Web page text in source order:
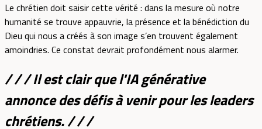
Le chrétien doit saisir cette vérité : dans la mesure où notre
humanité se trouve appauvrie, la présence et la bénédiction du
Dieu qui nous a créés à son image s’en trouvent également
amoindries. Ce constat devrait profondément nous alarmer.
/ / / Il est clair que l'IA générative
annonce des défis à venir pour les leaders
chrétiens. / / /